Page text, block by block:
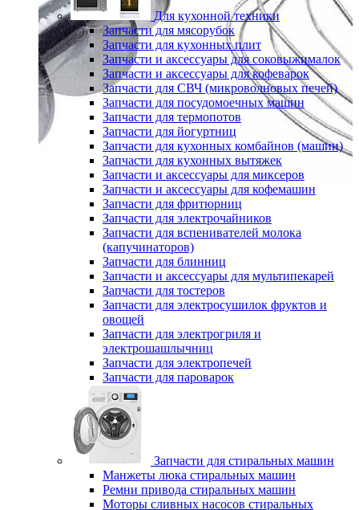
Для кухонной техники
Запчасти для мясорубок
Запчасти для кухонных плит
Запчасти и аксессуары для соковыжималок
Запчасти и аксессуары для кофеварок
Запчасти для СВЧ (микроволновых печей)
Запчасти для посудомоечных машин
Запчасти для термопотов
Запчасти для йогуртниц
Запчасти для кухонных комбайнов (машин)
Запчасти для кухонных вытяжек
Запчасти и аксессуары для миксеров
Запчасти и аксессуары для кофемашин
Запчасти для фритюрниц
Запчасти для электрочайников
Запчасти для вспенивателей молока
(капучинаторов)
Запчасти для блинниц
Запчасти и аксессуары для мультипекарей
Запчасти для тостеров
Запчасти для электросушилок фруктов и
овощей
Запчасти для электрогриля и
электрошашлычниц
Запчасти для электропечей
Запчасти для пароварок
Запчасти для стиральных машин
Манжеты люка стиральных машин
Ремни привода стиральных машин
Моторы сливных насосов стиральных